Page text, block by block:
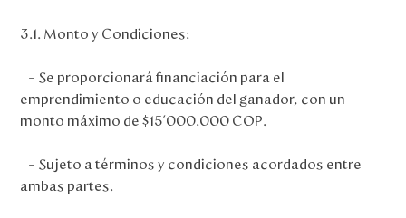
3.1. Monto y Condiciones:
– Se proporcionará financiación para el
emprendimiento o educación del ganador, con un
monto máximo de $15´000.000 COP.
– Sujeto a términos y condiciones acordados entre
ambas partes.